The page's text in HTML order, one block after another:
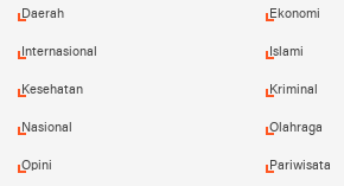
Daerah Ekonomi
Internasional Islami
Kesehatan Kriminal
Nasional Olahraga
Opini Pariwisata